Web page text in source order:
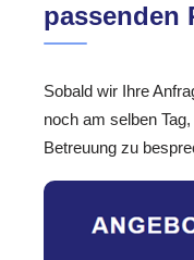
passenden
Sobald wir Ihre
noch am selben
Betreuung zu